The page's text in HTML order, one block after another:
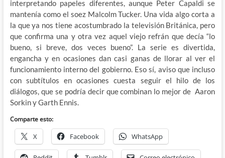
interpretando papeles diferentes, aunque Peter Capaldi se
mantenía como el soez Malcolm Tucker. Una vida algo corta a
la que ya nos tiene acostumbrado la televisión Británica, pero
que confirma una y otra vez aquel viejo refrán que decía “lo
bueno, si breve, dos veces bueno”. La serie es divertida,
engancha y en ocasiones dan casi ganas de llorar al ver el
funcionamiento interno del gobierno. Eso sí, aviso que incluso
con subtítulos en ocasiones cuesta seguir el hilo de los
diálogos, que se podría decir que combinan lo mejor de Aaron
Sorkin y Garth Ennis.
Comparte esto:
X Facebook WhatsApp